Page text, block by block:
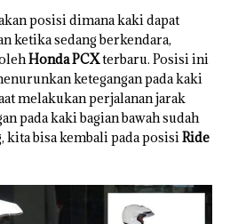
posisi dimana kaki dapat
ketika sedang berkendara,
Honda PCXterbaru. Posisi ini
ketegangan pada kaki
melakukan perjalanan jarak
pada kaki bagian bawah sudah
kita bisa kembali pada posisiRide